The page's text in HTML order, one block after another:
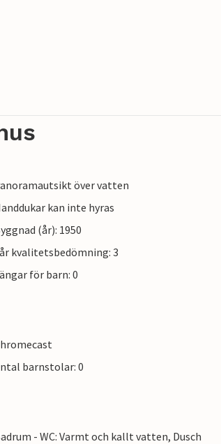
över vatten
kan inte hyras
(år): 1950
kvalitetsbedömning: 3
för barn: 0
barnstolar: 0
- WC: Varmt och kallt vatten, Dusch